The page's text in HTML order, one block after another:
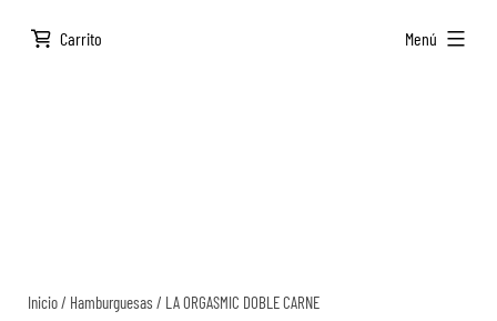
Menú
ampliado
Carrito
Inicio/ Hamburguesas / LA ORGASMIC DOBLE CARNE